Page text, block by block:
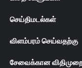
செய்திமடல்கள்
விளம்பரம் செய்வதற்கு
சேவைக்கான